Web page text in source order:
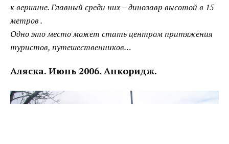
к вершине. Главный среди них – динозавр высотой в 15
метров .
Одно это место может стать центром притяжения
туристов, путешественников…
Аляска. Июнь 2006. Анкоридж.